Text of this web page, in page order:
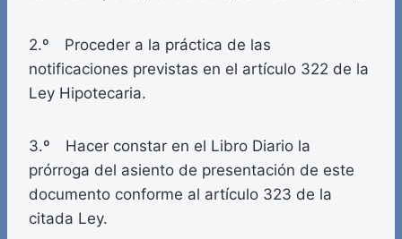
2.º Proceder a la práctica de las
notificaciones previstas en el artículo 322 de la
Ley Hipotecaria.
3.º Hacer constar en el Libro Diario la
prórroga del asiento de presentación de este
documento conforme al artículo 323 de la
citada Ley.